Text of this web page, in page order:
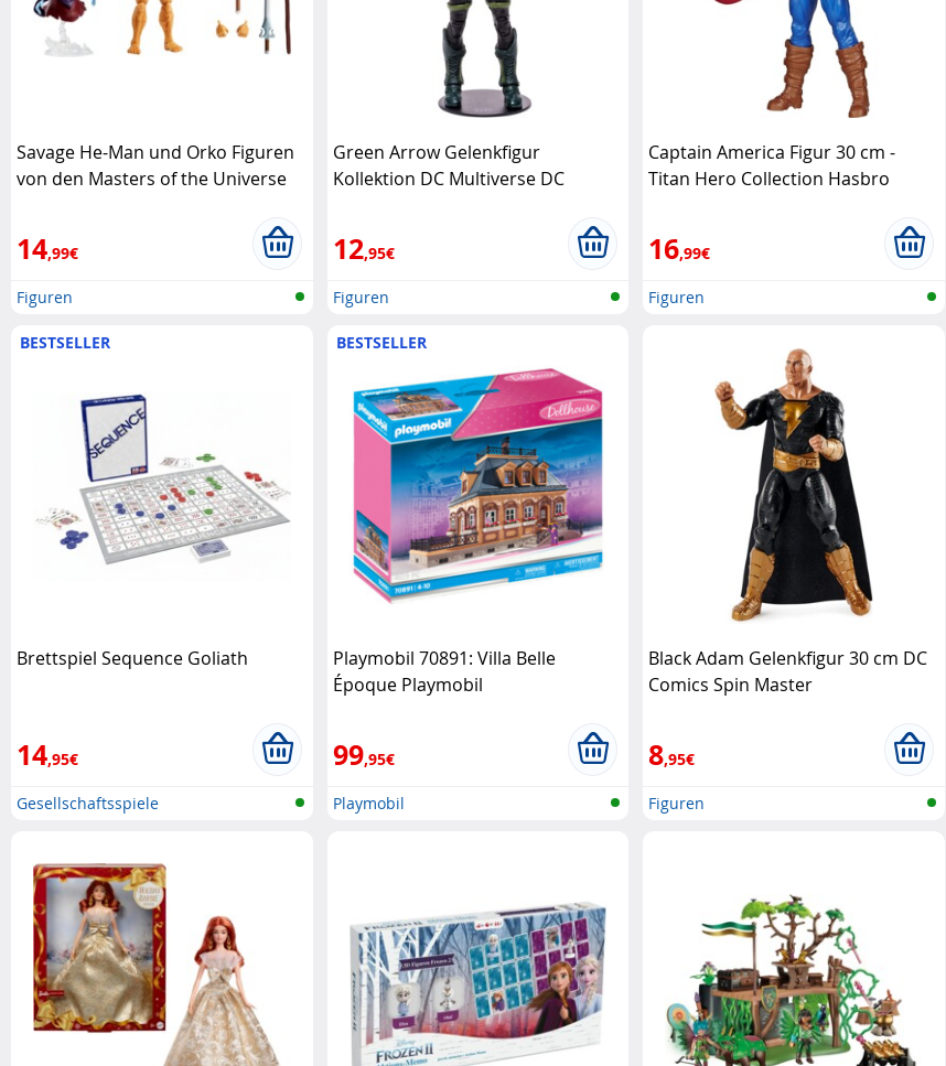
Savage He-Man und Orko Figuren
von den Masters of the Universe
14,99€
Figuren
Green Arrow Gelenkfigur
Kollektion DC Multiverse DC
12,95€
Figuren
Captain America Figur 30 cm -
Titan Hero Collection Hasbro
16,99€
Figuren
BESTSELLER
Brettspiel Sequence Goliath
14,95€
Gesellschaftsspiele
BESTSELLER
Playmobil 70891: Villa Belle
Époque Playmobil
99,95€
Playmobil
Black Adam Gelenkfigur 30 cm DC
Comics Spin Master
8,95€
Figuren